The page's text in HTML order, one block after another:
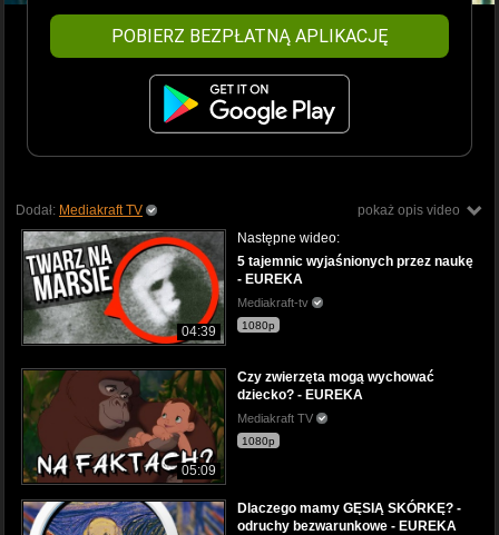
POBIERZ BEZPŁATNĄ APLIKACJĘ
pokaż opis video
Dodał: Mediakraft TV
04:39
Następne wideo:
5 tajemnic wyjaśnionych przez naukę
- EUREKA
Mediakraft-tv
1080p
05:09
Czy zwierzęta mogą wychować
dziecko? - EUREKA
Mediakraft TV
1080p
Dlaczego mamy GĘSIĄ SKÓRKĘ? -
odruchy bezwarunkowe - EUREKA